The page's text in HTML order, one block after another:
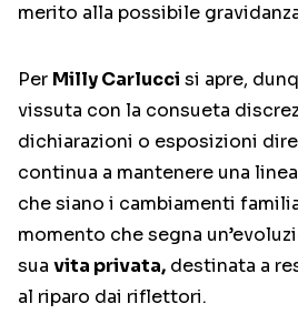
merito alla possibile
Per Milly Carlucci si apre,
vissuta con la consueta
dichiarazioni o esposizioni
continua a mantenere una
che siano i cambiamenti
momento che segna
sua vita privata, destinata a
al riparo dai riflettori.